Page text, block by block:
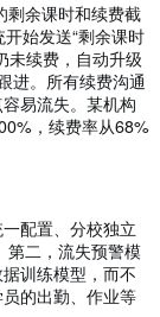
剩余课时和续费截
始发送“剩余课时
未续费，自动升级
进。所有续费沟通
易流失。某机构
，续费率从68%
配置、分校独立
第二，流失预警模
训练模型，而不
的出勤、作业等